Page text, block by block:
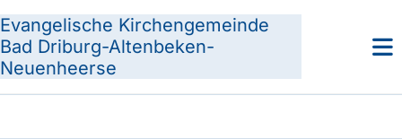
Evangelische Kirchengemeinde
Bad Driburg-Altenbeken-
Neuenheerse